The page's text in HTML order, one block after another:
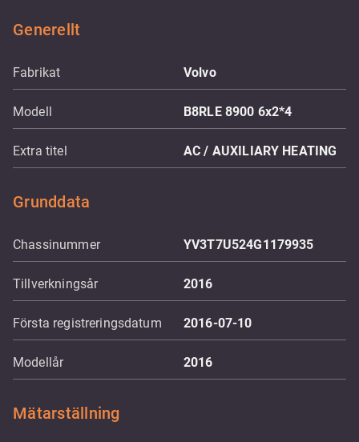
Generellt
Fabrikat Volvo
Modell B8RLE 8900 6x2*4
Extra titel AC / AUXILIARY HEATING
Grunddata
Chassinummer YV3T7U524G1179935
Tillverkningsår 2016
Första registreringsdatum 2016-07-10
Modellår 2016
Mätarställning